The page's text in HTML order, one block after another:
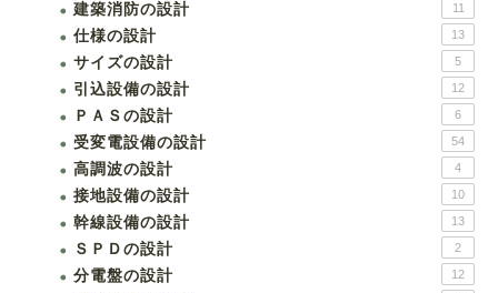
建築消防の設計 11
仕様の設計 13
サイズの設計 5
引込設備の設計 12
ＰＡＳの設計 6
受変電設備の設計 54
高調波の設計 4
接地設備の設計 10
幹線設備の設計 13
ＳＰＤの設計 2
分電盤の設計 12